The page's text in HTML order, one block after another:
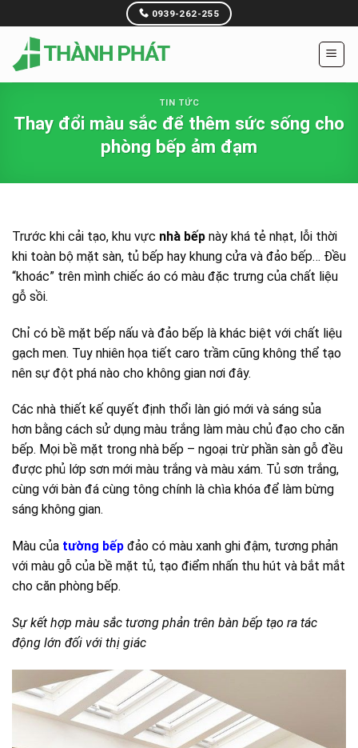
to
content
0939-262-255
TIN TỨC
Thay đổi màu sắc để thêm sức sống cho
phòng bếp ảm đạm
Trước khi cải tạo, khu vực nhà bếp này khá tẻ nhạt, lỗi thời
khi toàn bộ mặt sàn, tủ bếp hay khung cửa và đảo bếp… Đều
“khoác” trên mình chiếc áo có màu đặc trưng của chất liệu
gỗ sồi.
Chỉ có bề mặt bếp nấu và đảo bếp là khác biệt với chất liệu
gạch men. Tuy nhiên họa tiết caro trầm cũng không thể tạo
nên sự đột phá nào cho không gian nơi đây.
Các nhà thiết kế quyết định thổi làn gió mới và sáng sủa
hơn bằng cách sử dụng màu trắng làm màu chủ đạo cho căn
bếp. Mọi bề mặt trong nhà bếp – ngoại trừ phần sàn gỗ đều
được phủ lớp sơn mới màu trắng và màu xám. Tủ sơn trắng,
cùng với bàn đá cùng tông chính là chìa khóa để làm bừng
sáng không gian.
Màu của tường bếp đảo có màu xanh ghi đậm, tương phản
với màu gỗ của bề mặt tủ, tạo điểm nhấn thu hút và bắt mắt
cho căn phòng bếp.
Sự kết hợp màu sắc tương phản trên bàn bếp tạo ra tác
động lớn đối với thị giác